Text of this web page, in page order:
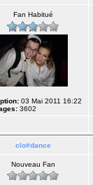
Fan Habitué
03 Mai 2011 16:22
3602
clo#dance
Nouveau Fan